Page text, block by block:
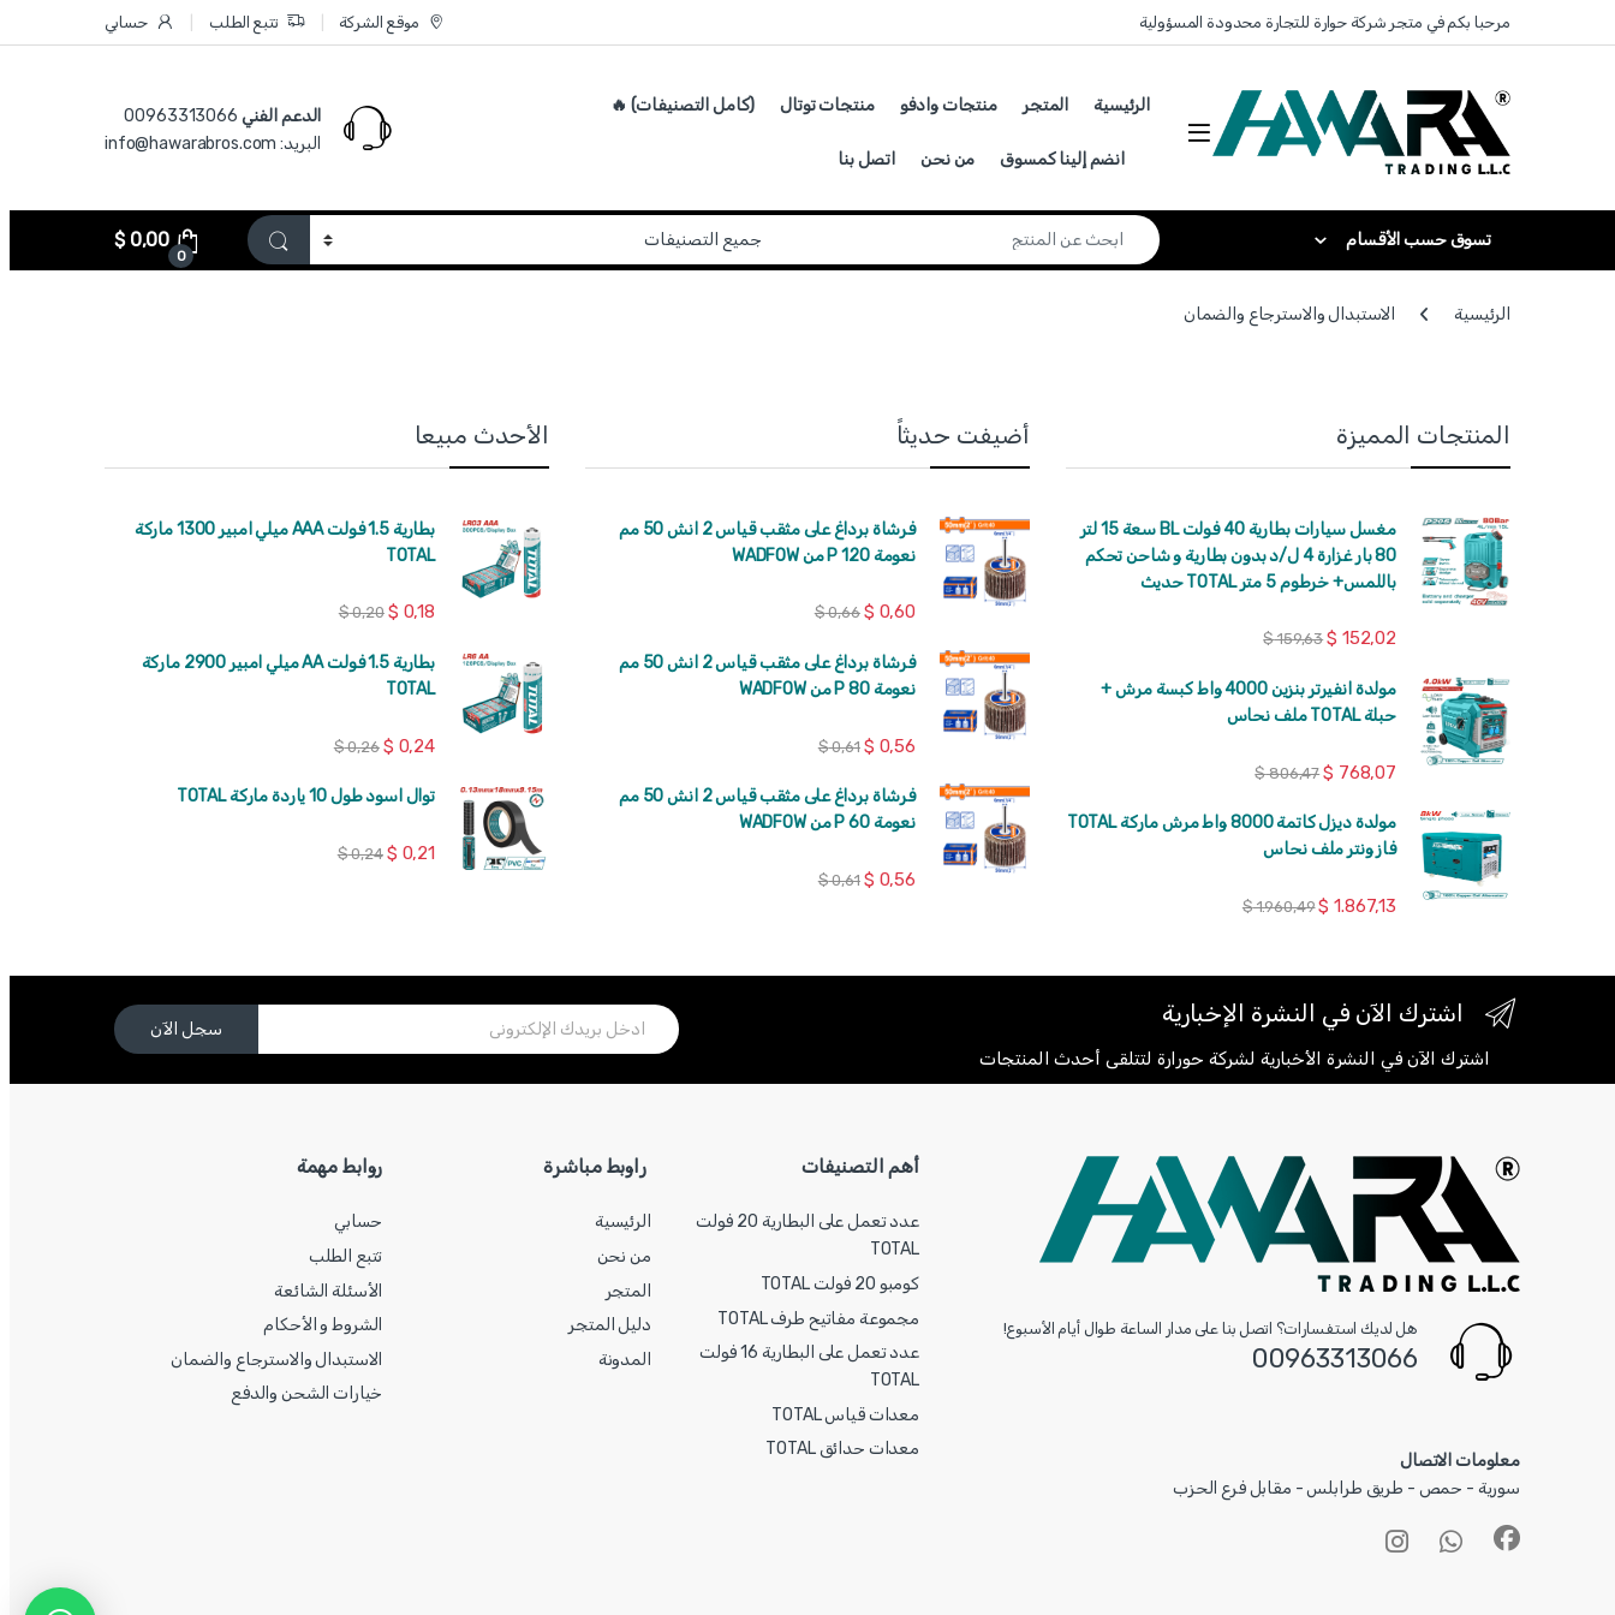
مرحبا بكم في متجر شركة حوارة للتجارة محدودة المسؤولية موقع الشركة تتبع الطلب حسابي
الرئيسية المتجر منتجات وادفو منتجات توتال (كامل التصنيفات) 🔥
انضم إلينا كمسوق من نحن اتصل بنا
الدعم الفني 00963313066‏
البريد: info@hawarabros.com
تسوق حسب الأقسام
Search for:
0
$0,00
الرئيسية الاستبدال والاسترجاع والضمان
المنتجات المميزة
مغسل سيارات بطارية 40 فولت BL سعة 15 لتر
80 بار غزارة 4 ل/د بدون بطارية و شاحن تحكم
باللمس+ خرطوم 5 متر TOTAL حديث
$ 152,02
$159,63
مولدة انفيرتر بنزين 4000 واط كبسة مرش +
حبلة TOTAL ملف نحاس
$ 768,07
$806,47
مولدة ديزل كاتمة 8000 واط مرش ماركة TOTAL
فاز ونتر ملف نحاس
$ 1.867,13
$1.960,49
أضيفت حديثاً
فرشاة برداغ على مثقب قياس 2 انش 50 مم
نعومة 120 P من WADFOW
$ 0,60
$0,66
فرشاة برداغ على مثقب قياس 2 انش 50 مم
نعومة 80 P من WADFOW
$ 0,56
$0,61
فرشاة برداغ على مثقب قياس 2 انش 50 مم
نعومة 60 P من WADFOW
$ 0,56
$0,61
الأحدث مبيعا
بطارية 1.5 فولت AAA ميلي امبير 1300 ماركة
TOTAL
$ 0,18
$0,20
بطارية 1.5 فولت AA ميلي امبير 2900 ماركة
TOTAL
$ 0,24
$0,26
توال اسود طول 10 ياردة ماركة TOTAL
$ 0,21
$0,24
اشترك الآن في النشرة الإخبارية
اشترك الآن في النشرة الأخبارية لشركة حورارة لتتلقى أحدث المنتجات
سجل الآن
هل لديك استفسارات؟ اتصل بنا على مدار الساعة طوال أيام الأسبوع!
00963313066‏
معلومات الاتصال
سورية - حمص - طريق طرابلس - مقابل فرع الحزب
أهم التصنيفات
عدد تعمل على البطارية 20 فولت
TOTAL
كومبو 20 فولت TOTAL
مجموعة مفاتيح طرف TOTAL
عدد تعمل على البطارية 16 فولت
TOTAL
معدات قياس TOTAL
معدات حدائق TOTAL
راوبط مباشرة
الرئيسية
من نحن
المتجر
دليل المتجر
المدونة
روابط مهمة
حسابي
تتبع الطلب
الأسئلة الشائعة
الشروط و الأحكام
الاستبدال والاسترجاع والضمان
خيارات الشحن والدفع